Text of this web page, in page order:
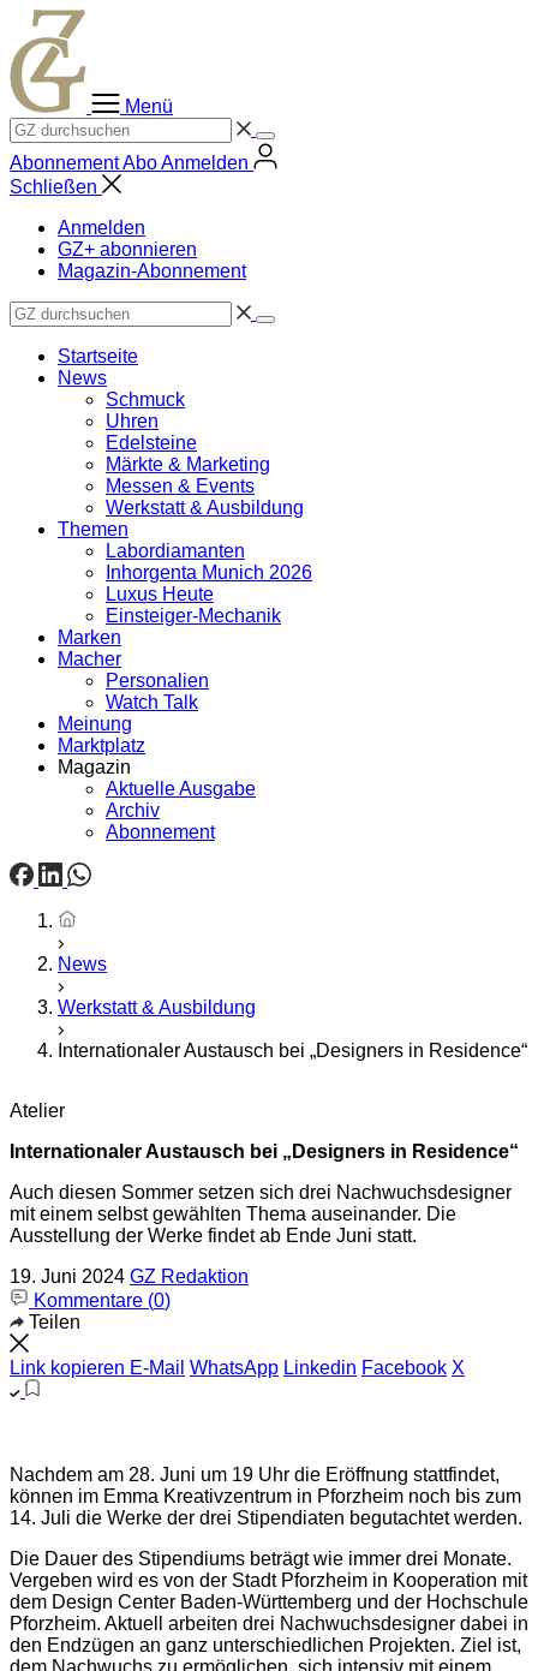
Zum
Inhalt
springen
Menü
AbonnementAboAnmelden
Schließen
Anmelden
GZ+ abonnieren
Magazin-Abonnement
Startseite
News
Schmuck
Uhren
Edelsteine
Märkte & Marketing
Messen & Events
Werkstatt & Ausbildung
Themen
Labordiamanten
Inhorgenta Munich 2026
Luxus Heute
Einsteiger-Mechanik
Marken
Macher
Personalien
Watch Talk
Meinung
Marktplatz
Magazin
Aktuelle Ausgabe
Archiv
Abonnement
Startseite
News
Werkstatt & Ausbildung
Internationaler Austausch bei „Designers in Residence“
Atelier
Internationaler Austausch bei „Designers in Residence“
Auch diesen Sommer setzen sich drei Nachwuchsdesigner
mit einem selbst gewählten Thema auseinander. Die
Ausstellung der Werke findet ab Ende Juni statt.
19. Juni 2024 GZ Redaktion
Kommentare (0)
Teilen
Link kopieren E-Mail WhatsApp Linkedin Facebook X
Nachdem am 28. Juni um 19 Uhr die Eröffnung stattfindet,
können im Emma Kreativzentrum in Pforzheim noch bis zum
14. Juli die Werke der drei Stipendiaten begutachtet werden.
Die Dauer des Stipendiums beträgt wie immer drei Monate.
Vergeben wird es von der Stadt Pforzheim in Kooperation mit
dem Design Center Baden-Württemberg und der Hochschule
Pforzheim. Aktuell arbeiten drei Nachwuchsdesigner dabei in
den Endzügen an ganz unterschiedlichen Projekten. Ziel ist,
dem Nachwuchs zu ermöglichen, sich intensiv mit einem